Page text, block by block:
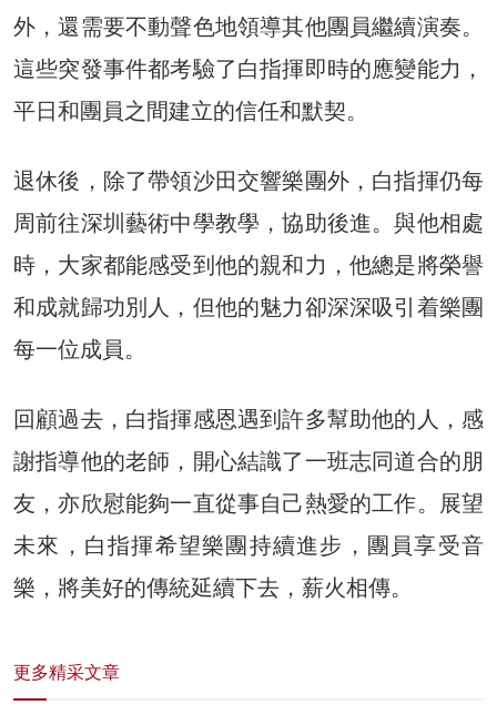
外，還需要不動聲色地領導其他團員繼續演奏。
這些突發事件都考驗了白指揮即時的應變能力，
平日和團員之間建立的信任和默契。
退休後，除了帶領沙田交響樂團外，白指揮仍每
周前往深圳藝術中學教學，協助後進。與他相處
時，大家都能感受到他的親和力，他總是將榮譽
和成就歸功別人，但他的魅力卻深深吸引着樂團
每一位成員。
回顧過去，白指揮感恩遇到許多幫助他的人，感
謝指導他的老師，開心結識了一班志同道合的朋
友，亦欣慰能夠一直從事自己熱愛的工作。展望
未來，白指揮希望樂團持續進步，團員享受音
樂，將美好的傳統延續下去，薪火相傳。
更多精采文章